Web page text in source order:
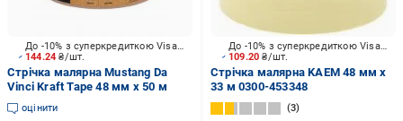
144.24₴/шт.
До -10% з суперкредиткою Visa Вигода
Стрічка малярна Mustang Da
Vinci Kraft Tape 48 мм x 50 м
оцінити
109.20₴/шт.
До -10% з суперкредиткою Visa Вигода
Стрічка малярна KAEM 48 мм x
33 м 0300-453348
3